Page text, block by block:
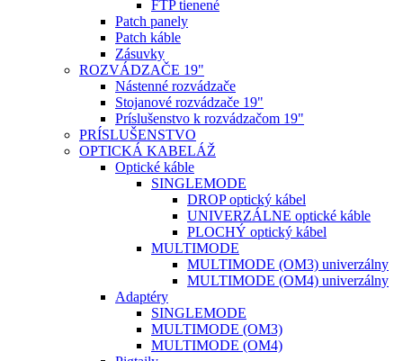
FTP tienené
Patch panely
Patch káble
Zásuvky
ROZVÁDZAČE 19"
Nástenné rozvádzače
Stojanové rozvádzače 19"
Príslušenstvo k rozvádzačom 19"
PRÍSLUŠENSTVO
OPTICKÁ KABELÁŽ
Optické káble
SINGLEMODE
DROP optický kábel
UNIVERZÁLNE optické káble
PLOCHÝ optický kábel
MULTIMODE
MULTIMODE (OM3) univerzálny
MULTIMODE (OM4) univerzálny
Adaptéry
SINGLEMODE
MULTIMODE (OM3)
MULTIMODE (OM4)